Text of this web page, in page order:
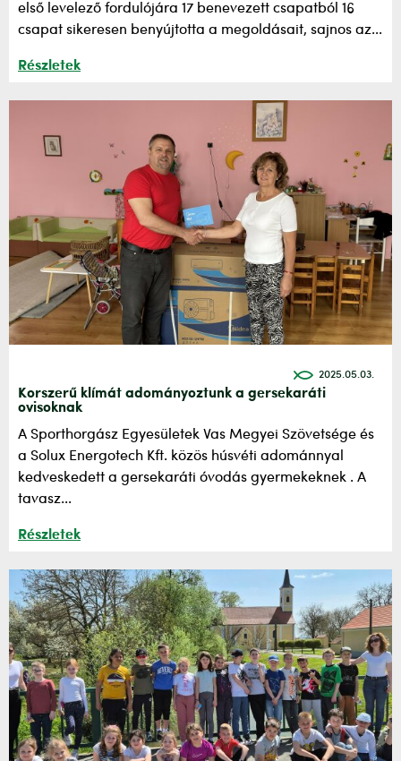
első levelező fordulójára 17 benevezett csapatból 16
csapat sikeresen benyújtotta a megoldásait, sajnos az...
Részletek
2025.05.03.
Korszerű klímát adományoztunk a gersekaráti
ovisoknak
A Sporthorgász Egyesületek Vas Megyei Szövetsége és
a Solux Energotech Kft. közös húsvéti adománnyal
kedveskedett a gersekaráti óvodás gyermekeknek . A
tavasz...
Részletek